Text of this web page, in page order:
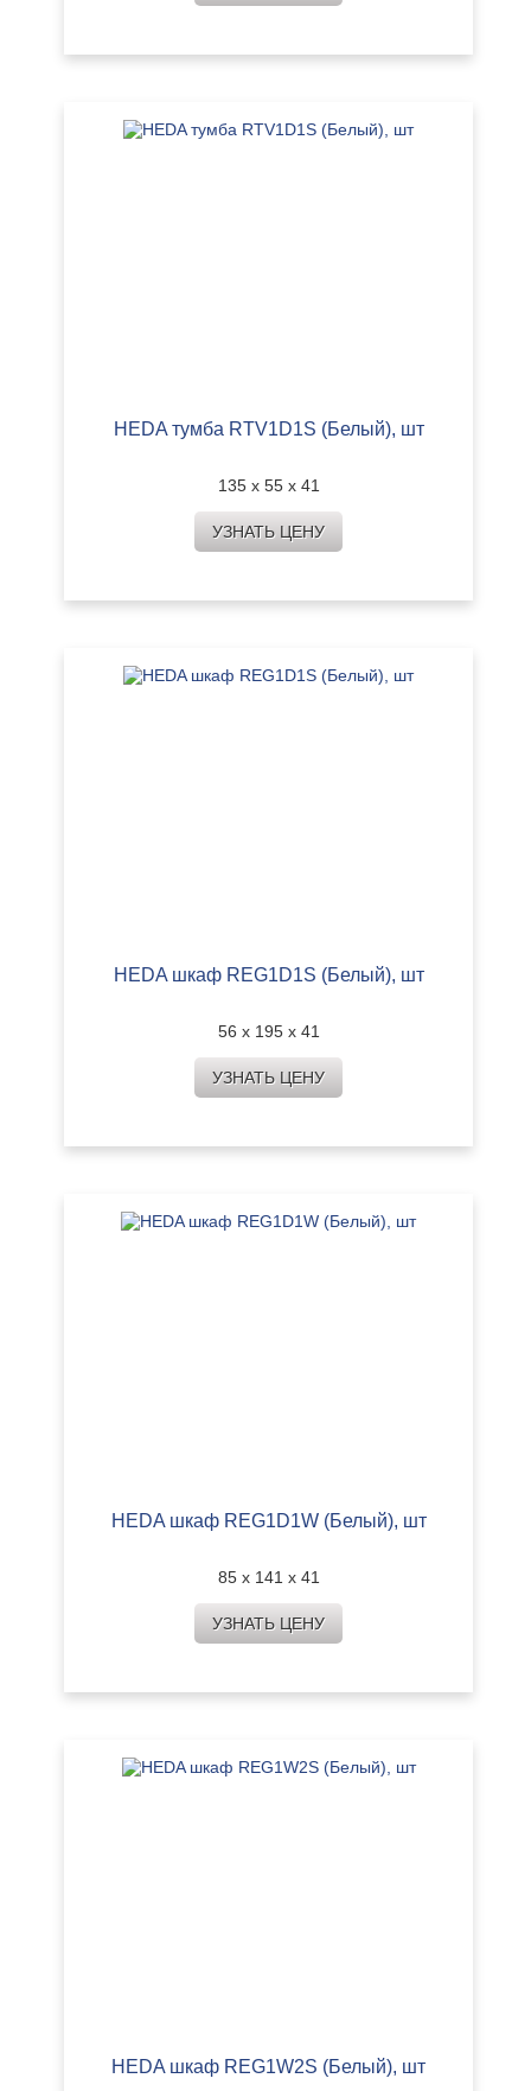
HEDA тумба RTV1D1S (Белый), шт
135 х 55 х 41
УЗНАТЬ ЦЕНУ
HEDA шкаф REG1D1S (Белый), шт
56 х 195 х 41
УЗНАТЬ ЦЕНУ
HEDA шкаф REG1D1W (Белый), шт
85 х 141 х 41
УЗНАТЬ ЦЕНУ
HEDA шкаф REG1W2S (Белый), шт